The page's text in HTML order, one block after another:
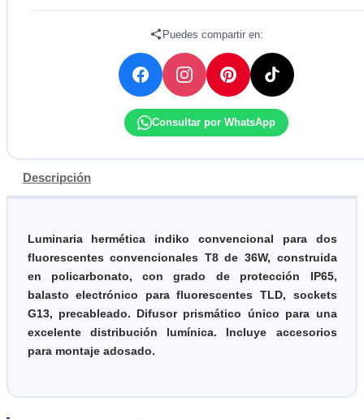
Puedes compartir en:
Consultar por WhatsApp
Descripción
Luminaria hermética indiko convencional para dos
fluorescentes convencionales T8 de 36W, construida
en policarbonato, con grado de protección IP65,
balasto electrónico para fluorescentes TLD, sockets
G13, precableado. Difusor prismático único para una
excelente distribución lumínica. Incluye accesorios
para montaje adosado.